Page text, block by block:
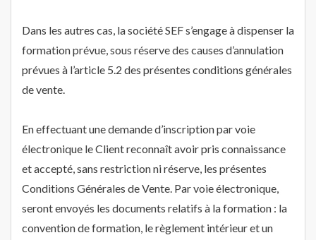
Dans les autres cas, la société SEF s’engage à dispenser la
formation prévue, sous réserve des causes d’annulation
prévues à l’article 5.2 des présentes conditions générales
de vente.
En effectuant une demande d’inscription par voie
électronique le Client reconnaît avoir pris connaissance
et accepté, sans restriction ni réserve, les présentes
Conditions Générales de Vente. Par voie électronique,
seront envoyés les documents relatifs à la formation : la
convention de formation, le règlement intérieur et un